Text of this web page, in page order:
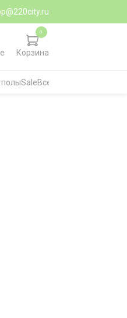
Корзина
0
полыSaleВсе категории